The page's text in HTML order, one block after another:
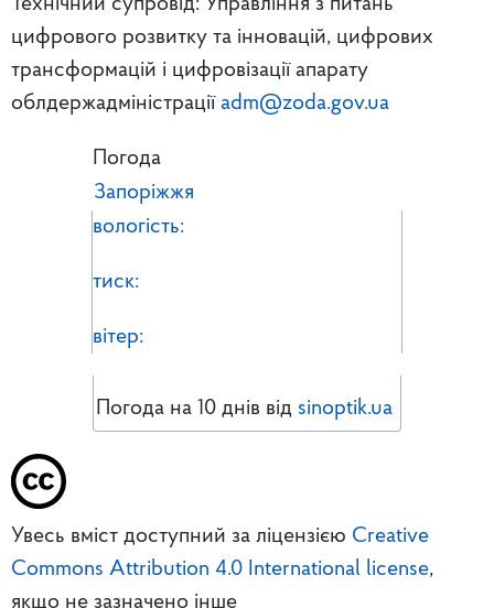
Технічний супровід: Управління з питань
цифрового розвитку та інновацій, цифрових
трансформацій і цифровізації апарату
облдержадміністрації adm@zoda.gov.ua
Погода
Запоріжжя
вологість:
тиск:
вітер:
Погода на 10 днів від sinoptik.ua
Увесь вміст доступний за ліцензією Creative
Commons Attribution 4.0 International license,
якщо не зазначено інше